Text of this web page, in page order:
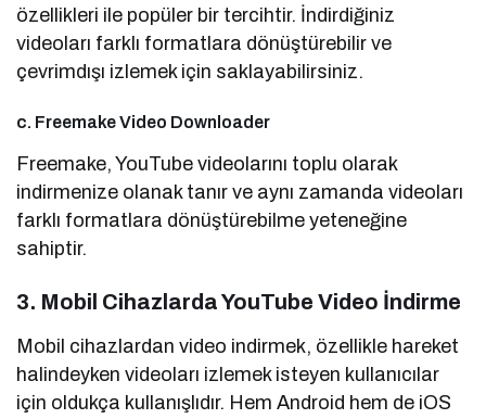
özellikleri ile popüler bir tercihtir. İndirdiğiniz
videoları farklı formatlara dönüştürebilir ve
çevrimdışı izlemek için saklayabilirsiniz.
c. Freemake Video Downloader
Freemake, YouTube videolarını toplu olarak
indirmenize olanak tanır ve aynı zamanda videoları
farklı formatlara dönüştürebilme yeteneğine
sahiptir.
3. Mobil Cihazlarda YouTube Video İndirme
Mobil cihazlardan video indirmek, özellikle hareket
halindeyken videoları izlemek isteyen kullanıcılar
için oldukça kullanışlıdır. Hem Android hem de iOS